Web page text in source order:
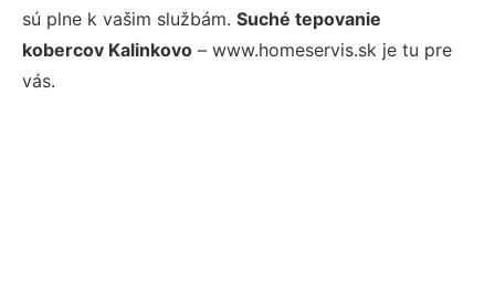
sú plne k vašim službám. Suché tepovanie
kobercov Kalinkovo – www.homeservis.sk je tu pre
vás.